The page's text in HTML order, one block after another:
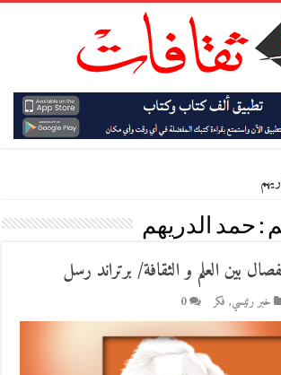
: حمد الدريهم
بين العلم و الثقافة/ برتراند رسل
خبر رئيسي, فكر 0